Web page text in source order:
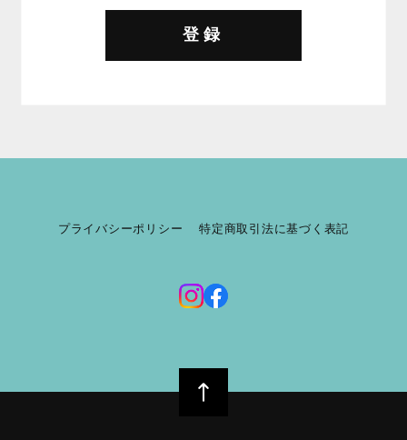
登録
プライバシーポリシー 特定商取引法に基づく表記